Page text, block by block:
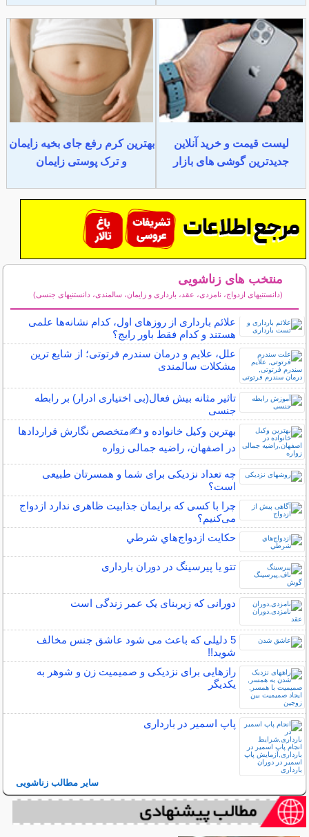
لیست قیمت و خرید آنلاین
جدیدترین گوشی های بازار
بهترین کرم رفع جای بخیه زایمان
و ترک پوستی زایمان
منتخب های زناشویی
(دانستنیهای ازدواج، نامزدی، عقد، بارداری و زایمان، سالمندی، دانستنیهای جنسی)
علائم بارداری از روزهای اول، کدام نشانه‌ها علمی
هستند و کدام فقط باور رایج؟
علل، علایم و درمان سندرم فرتوتی؛ از شایع ترین
مشکلات سالمندی
تاثیر مثانه بیش فعال(بی اختیاری ادرار) بر رابطه
جنسی
بهترین وکیل خانواده و ✍️متخصص نگارش قراردادها
در اصفهان، راضیه جمالی زواره
چه تعداد نزدیکی برای شما و همسرتان طبیعی
است؟
چرا با کسی که برایمان جذابیت ظاهری ندارد ازدواج
می‌کنیم؟
حكايت ازدواج‌هاي شرطي
تتو یا پیرسینگ در دوران بارداری
دورانی که زیربنای یک عمر زندگی‌ است
5 دلیلی که باعث می شود عاشق جنس مخالف
شوید!!
رازهایی برای نزدیکی و صمیمیت زن و شوهر به
یکدیگر
پاپ اسمیر در بارداری
سایر مطالب زناشویی